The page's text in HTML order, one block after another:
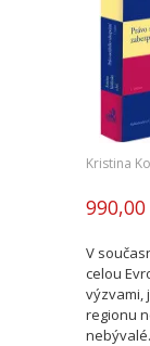
Kristina
990,00
V
celou
výzvami,
regionu